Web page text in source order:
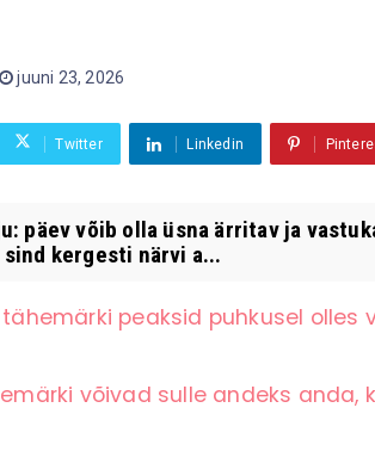
juuni 23, 2026
Twitter Linkedin
päev võib olla üsna ärritav ja
kergesti närvi a...
peaksid puhkusel
võivad sulle andeks